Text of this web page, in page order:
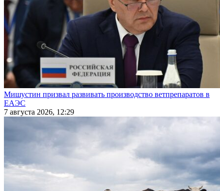
Мишустин призвал развивать производство ветпрепаратов в
ЕАЭС
7 августа 2026, 12:29